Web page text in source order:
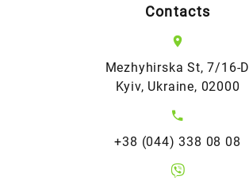
Contacts
Mezhyhirska St, 7/16-D
Kyiv, Ukraine, 02000
+38 (044) 338 08 08